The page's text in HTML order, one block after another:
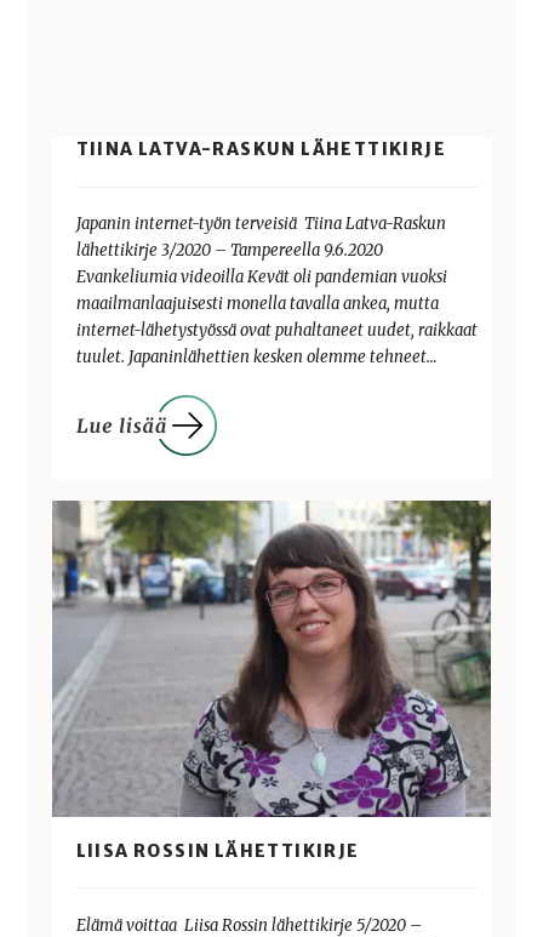
TIINA LATVA-RASKUN LÄHETTIKIRJE
Japanin internet-työn terveisiä Tiina Latva-Raskun
lähettikirje 3/2020 – Tampereella 9.6.2020
Evankeliumia videoilla Kevät oli pandemian vuoksi
maailmanlaajuisesti monella tavalla ankea, mutta
internet-lähetystyössä ovat puhaltaneet uudet, raikkaat
tuulet. Japaninlähettien kesken olemme tehneet…
LIISA ROSSIN LÄHETTIKIRJE
Elämä voittaa Liisa Rossin lähettikirje 5/2020 –